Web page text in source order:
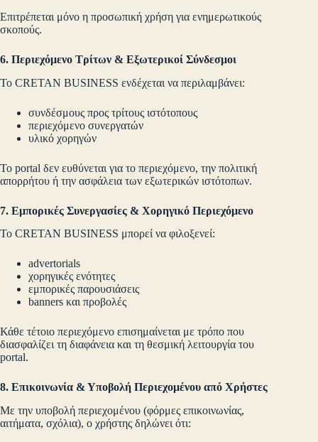
Επιτρέπεται μόνο η προσωπική χρήση για ενημερωτικούς
σκοπούς.
6. Περιεχόμενο Τρίτων & Εξωτερικοί Σύνδεσμοι
Το CRETAN BUSINESS ενδέχεται να περιλαμβάνει:
συνδέσμους προς τρίτους ιστότοπους
περιεχόμενο συνεργατών
υλικό χορηγών
Το portal δεν ευθύνεται για το περιεχόμενο, την πολιτική
απορρήτου ή την ασφάλεια των εξωτερικών ιστότοπων.
7. Εμπορικές Συνεργασίες & Χορηγικό Περιεχόμενο
Το CRETAN BUSINESS μπορεί να φιλοξενεί:
advertorials
χορηγικές ενότητες
εμπορικές παρουσιάσεις
banners και προβολές
Κάθε τέτοιο περιεχόμενο επισημαίνεται με τρόπο που
διασφαλίζει τη διαφάνεια και τη θεσμική λειτουργία του
portal.
8. Επικοινωνία & Υποβολή Περιεχομένου από Χρήστες
Με την υποβολή περιεχομένου (φόρμες επικοινωνίας,
αιτήματα, σχόλια), ο χρήστης δηλώνει ότι: